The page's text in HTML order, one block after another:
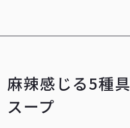
麻辣感じる5種
スープ